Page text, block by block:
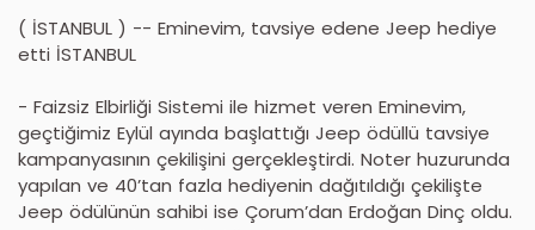
( İSTANBUL ) -- Eminevim, tavsiye edene Jeep hediye
etti İSTANBUL
- Faizsiz Elbirliği Sistemi ile hizmet veren Eminevim,
geçtiğimiz Eylül ayında başlattığı Jeep ödüllü tavsiye
kampanyasının çekilişini gerçekleştirdi. Noter huzurunda
yapılan ve 40’tan fazla hediyenin dağıtıldığı çekilişte
Jeep ödülünün sahibi ise Çorum’dan Erdoğan Dinç oldu.